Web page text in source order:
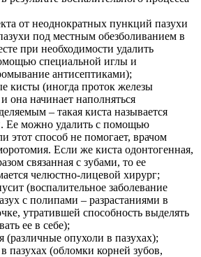
от неоднократных пункций пазухи
под местным обезболиванием в
при необходимости удалить
специальной иглы и
антисептиками);
кисты (иногда проток железы
она начинает наполняться
– такая киста называется
Ее можно удалить с помощью
этот способ не помогает, врачом
Если же киста одонтогенная,
связанная с зубами, то ее
челюстно-лицевой хирург;
(воспалительное заболевание
с полипами – разрастаниями в
утратившей способность выделять
ее в себе);
(различные опухоли в пазухах);
пазухах (обломки корней зубов,